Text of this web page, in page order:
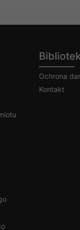
Ochrona
Kontakt